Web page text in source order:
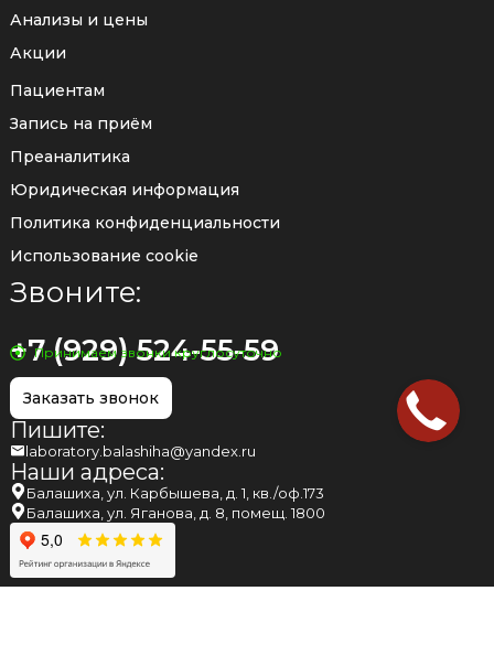
Анализы и цены
Акции
Пациентам
Запись на приём
Преаналитика
Юридическая информация
Политика конфиденциальности
Использование cookie
Звоните:
+7 (929) 524-55-59
Принимаем звонки круглосуточно
Заказать звонок
Пишите:
laboratory.balashiha@yandex.ru
Наши адреса:
Балашиха, ул. Карбышева, д. 1, кв./оф.173
Балашиха, ул. Яганова, д. 8, помещ. 1800